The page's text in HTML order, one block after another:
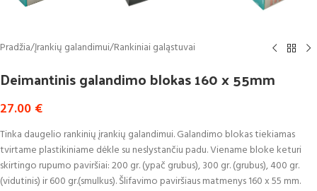
Pradžia/Įrankių galandimui/Rankiniai galąstuvai
Deimantinis galandimo blokas 160 x 55mm
27.00 €
Tinka daugelio rankinių įrankių galandimui. Galandimo blokas tiekiamas
tvirtame plastikiniame dėkle su neslystančiu padu. Viename bloke keturi
skirtingo rupumo paviršiai: 200 gr. (ypač grubus), 300 gr. (grubus), 400 gr.
(vidutinis) ir 600 gr.(smulkus). Šlifavimo paviršiaus matmenys 160 x 55 mm.